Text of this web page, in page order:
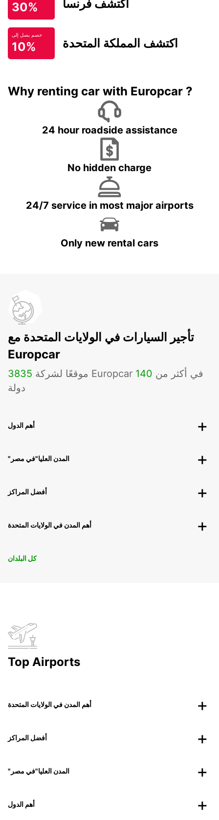
30% اكتشف فرنسا
خصم يصل إلى
10% اكتشف المملكة المتحدة
Why renting car with Europcar ?
24 hour roadside assistance
No hidden charge
24/7 service in most major airports
Only new rental cars
تأجير السيارات في الولايات المتحدة مع
Europcar
3835 موقعًا لشركة Europcar في أكثر من 140
دولة
أهم الدول
"المدن العليا"في مصر
أفضل المراكز
أهم المدن في الولايات المتحدة
كل البلدان
Top Airports
أهم المدن في الولايات المتحدة
أفضل المراكز
"المدن العليا"في مصر
أهم الدول